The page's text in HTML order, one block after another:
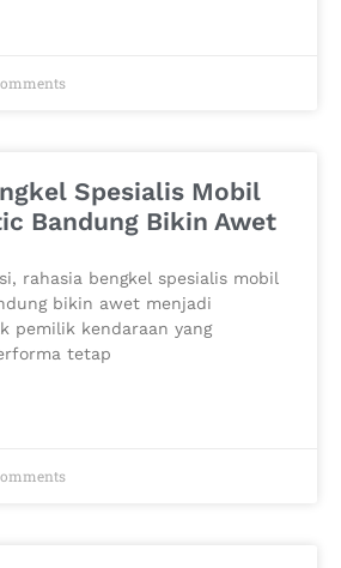
Spesialis Mobil
Bandung Bikin Awet
rahasia bengkel spesialis mobil
bikin awet menjadi
pemilik kendaraan yang
tetap